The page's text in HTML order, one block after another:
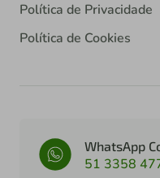
Política de Privacidade
Política de Cookies
WhatsApp
51 3358